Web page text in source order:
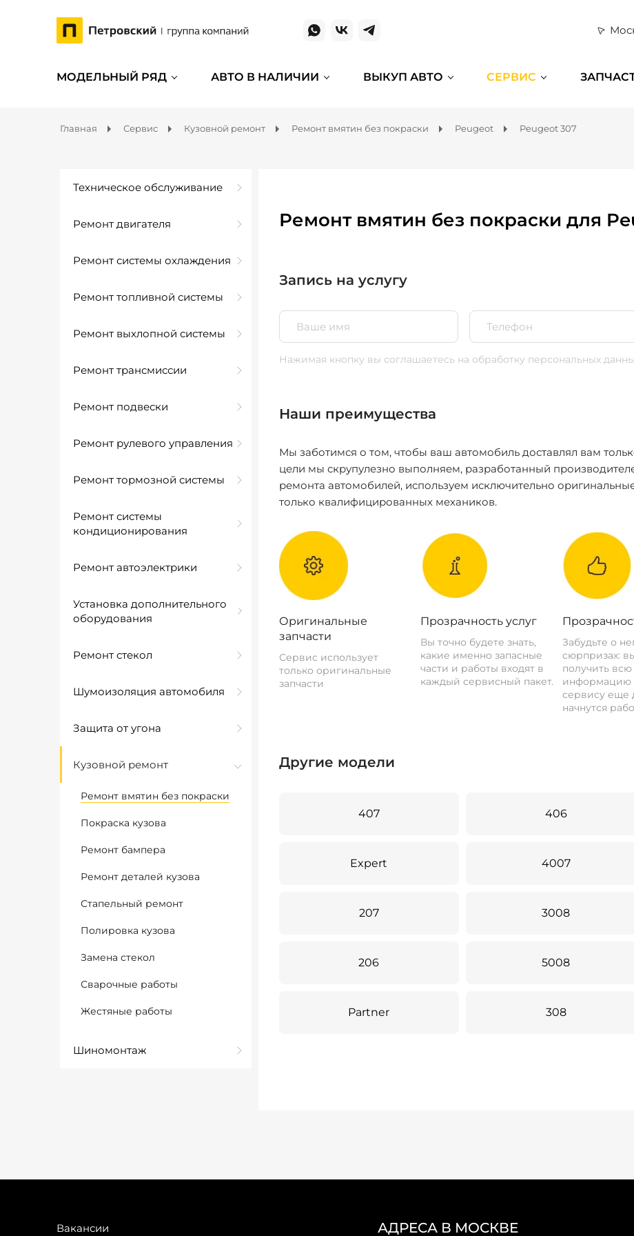
МОДЕЛЬНЫЙ РЯД АВТО В НАЛИЧИИ ВЫКУП АВТО СЕРВИС
Главная Сервис Кузовной ремонт Ремонт вмятин без покраски Peugeot Peugeot 307
Техническое обслуживание
Ремонт двигателя
Ремонт системы охлаждения
Ремонт топливной системы
Ремонт выхлопной системы
Ремонт трансмиссии
Ремонт подвески
Ремонт рулевого управления
Ремонт тормозной системы
Ремонт системы
кондиционирования
Ремонт автоэлектрики
Установка дополнительного
оборудования
Ремонт стекол
Шумоизоляция автомобиля
Защита от угона
Кузовной ремонт
Ремонт вмятин без покраски
Покраска кузова
Ремонт бампера
Ремонт деталей кузова
Стапельный ремонт
Полировка кузова
Замена стекол
Сварочные работы
Жестяные работы
Шиномонтаж
Ремонт вмятин без покраски для
Запись на услугу
Нажимая кнопку вы соглашаетесь на обработку персональных
Наши преимущества
Мы заботимся о том, чтобы ваш автомобиль доставлял вам
цели мы скрупулезно выполняем, разработанный
ремонта автомобилей, используем исключительно
только квалифицированных механиков.
Оригинальные
запчасти
Сервис использует
только оригинальные
запчасти
Прозрачность услуг
Вы точно будете знать,
какие именно запасные
части и работы входят в
каждый сервисный пакет.
Забудьте о
сюрпризах:
получить всю
информацию
сервису еще
начнутся
Другие модели
407 406
Expert 4007
207 3008
206 5008
Partner 308
Вакансии АДРЕСА В МОСКВЕ